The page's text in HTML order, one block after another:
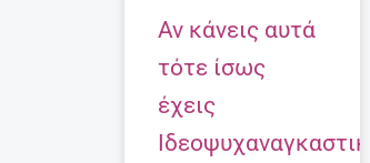
Αν κάνεις αυτά
τότε ίσως
έχεις
Ιδεοψυχαναγκαστική